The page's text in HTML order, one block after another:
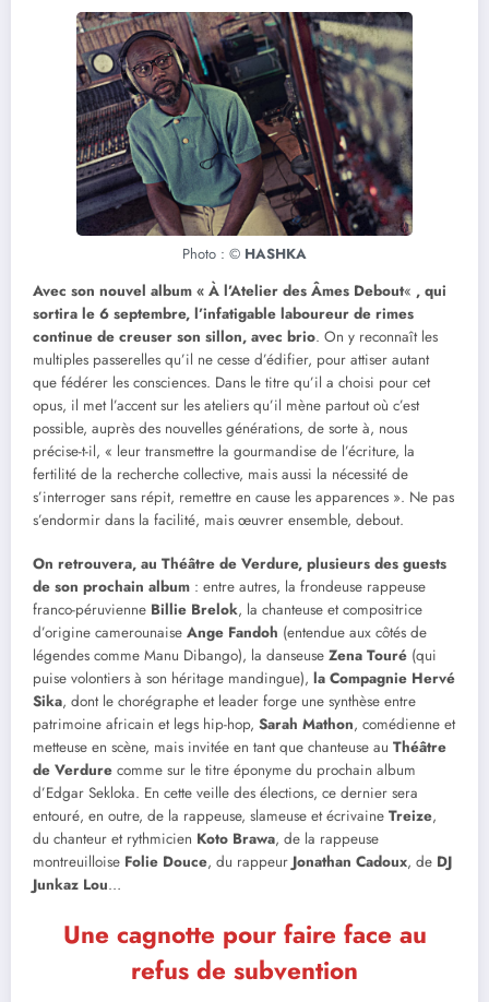
Photo : © HASHKA
Avec son nouvel album « À l’Atelier des Âmes Debout« , qui
sortira le 6 septembre, l’infatigable laboureur de rimes
continue de creuser son sillon, avec brio. On y reconnaît les
multiples passerelles qu’il ne cesse d’édifier, pour attiser autant
que fédérer les consciences. Dans le titre qu’il a choisi pour cet
opus, il met l’accent sur les ateliers qu’il mène partout où c’est
possible, auprès des nouvelles générations, de sorte à, nous
précise-t-il, « leur transmettre la gourmandise de l’écriture, la
fertilité de la recherche collective, mais aussi la nécessité de
s’interroger sans répit, remettre en cause les apparences ». Ne pas
s’endormir dans la facilité, mais œuvrer ensemble, debout.
On retrouvera, au Théâtre de Verdure, plusieurs des guests
de son prochain album : entre autres, la frondeuse rappeuse
franco-péruvienne Billie Brelok, la chanteuse et compositrice
d’origine camerounaise Ange Fandoh (entendue aux côtés de
légendes comme Manu Dibango), la danseuse Zena Touré (qui
puise volontiers à son héritage mandingue), la Compagnie Hervé
Sika, dont le chorégraphe et leader forge une synthèse entre
patrimoine africain et legs hip-hop, Sarah Mathon, comédienne et
metteuse en scène, mais invitée en tant que chanteuse au Théâtre
de Verdure comme sur le titre éponyme du prochain album
d’Edgar Sekloka. En cette veille des élections, ce dernier sera
entouré, en outre, de la rappeuse, slameuse et écrivaine Treize,
du chanteur et rythmicien Koto Brawa, de la rappeuse
montreuilloise Folie Douce, du rappeur Jonathan Cadoux, de DJ
Junkaz Lou…
Une cagnotte pour faire face au
refus de subvention